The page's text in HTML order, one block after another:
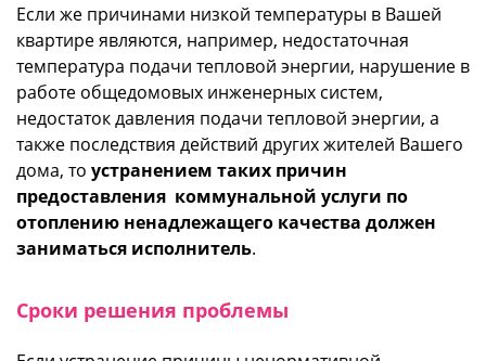
Если же причинами низкой температуры в Вашей
квартире являются, например, недостаточная
температура подачи тепловой энергии, нарушение в
работе общедомовых инженерных систем,
недостаток давления подачи тепловой энергии, а
также последствия действий других жителей Вашего
дома, то устранением таких причин
предоставления коммунальной услуги по
отоплению ненадлежащего качества должен
заниматься исполнитель.
Сроки решения проблемы